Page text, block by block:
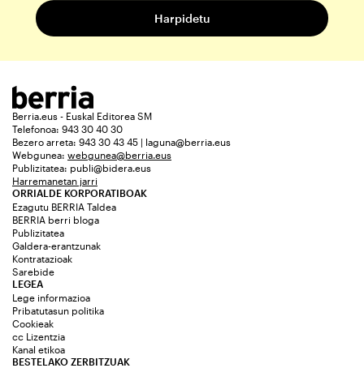
Berria.eus - Euskal Editorea SM
Telefonoa: 943 30 40 30
Bezero arreta: 943 30 43 45 | laguna@berria.eus
Webgunea: webgunea@berria.eus
Publizitatea: publi@bidera.eus
Harremanetan jarri
ORRIALDE KORPORATIBOAK
Ezagutu BERRIA Taldea
BERRIA berri bloga
Publizitatea
Galdera-erantzunak
Kontratazioak
Sarebide
LEGEA
Lege informazioa
Pribatutasun politika
Cookieak
cc Lizentzia
Kanal etikoa
BESTELAKO ZERBITZUAK